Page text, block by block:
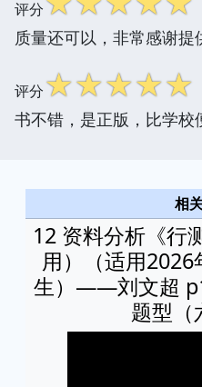
评分
质量还可以，非常感谢提
评分☆☆☆☆☆
书不错，是正版，比学校
相
12 资料分析《行
用）（适用
生）——刘文超
题型（